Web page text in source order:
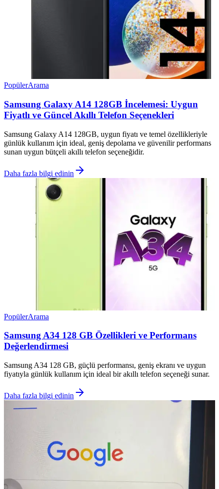
PopülerArama
Samsung Galaxy A14 128GB İncelemesi: Uygun
Fiyatlı ve Güncel Akıllı Telefon Seçenekleri
Samsung Galaxy A14 128GB, uygun fiyatı ve temel özellikleriyle
günlük kullanım için ideal, geniş depolama ve güvenilir performans
sunan uygun bütçeli akıllı telefon seçeneğidir.
Daha fazla bilgi edinin
PopülerArama
Samsung A34 128 GB Özellikleri ve Performans
Değerlendirmesi
Samsung A34 128 GB, güçlü performansı, geniş ekranı ve uygun
fiyatıyla günlük kullanım için ideal bir akıllı telefon seçeneği sunar.
Daha fazla bilgi edinin